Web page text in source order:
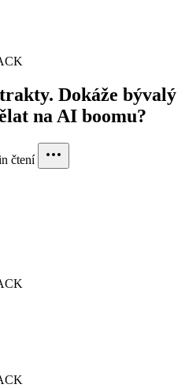
Dokáže bývalý
na AI boomu?
čtení